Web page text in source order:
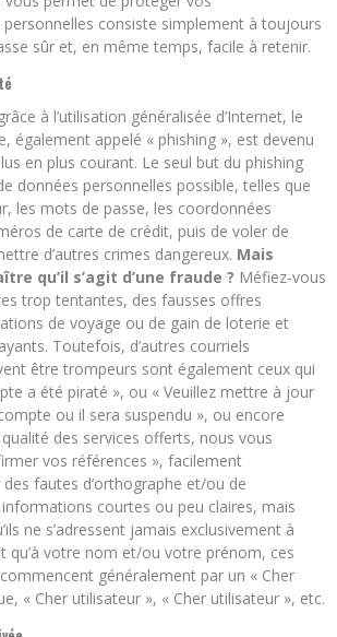
personnelles consiste simplement à toujours
sûr et, en même temps, facile à retenir.
à l’utilisation généralisée d’Internet, le
également appelé « phishing », est devenu
en plus courant. Le seul but du phishing
données personnelles possible, telles que
les mots de passe, les coordonnées
de carte de crédit, puis de voler de
d’autres crimes dangereux. Mais
qu’il s’agit d’une fraude ? Méfiez-vous
trop tentantes, des fausses offres
de voyage ou de gain de loterie et
Toutefois, d’autres courriels
être trompeurs sont également ceux qui
a été piraté », ou « Veuillez mettre à jour
ou il sera suspendu », ou encore
qualité des services offerts, nous vous
vos références », facilement
fautes d’orthographe et/ou de
courtes ou peu claires, mais
ne s’adressent jamais exclusivement à
qu’à votre nom et/ou votre prénom, ces
généralement par un « Cher
« Cher utilisateur », « Cher utilisateur », etc.